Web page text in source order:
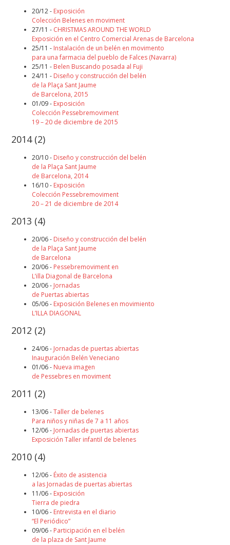
20/12 - Exposición
Colección Belenes en moviment
27/11 - CHRISTMAS AROUND THE WORLD
Exposición en el Centro Comercial Arenas de Barcelona
25/11 - Instalación de un belén en movimento
para una farmacia del pueblo de Falces (Navarra)
25/11 - Belen Buscando posada al Fuji
24/11 - Diseño y construcción del belén
de la Plaça Sant Jaume
de Barcelona, 2015
01/09 - Exposición
Colección Pessebremoviment
19 – 20 de diciembre de 2015
2014 (2)
20/10 - Diseño y construcción del belén
de la Plaça Sant Jaume
de Barcelona, 2014
16/10 - Exposición
Colección Pessebremoviment
20 – 21 de diciembre de 2014
2013 (4)
20/06 - Diseño y construcción del belén
de la Plaça Sant Jaume
de Barcelona
20/06 - Pessebremoviment en
L’illa Diagonal de Barcelona
20/06 - Jornadas
de Puertas abiertas
05/06 - Exposición Belenes en movimiento
L’ILLA DIAGONAL
2012 (2)
24/06 - Jornadas de puertas abiertas
Inauguración Belén Veneciano
01/06 - Nueva imagen
de Pessebres en moviment
2011 (2)
13/06 -Taller de belenes
Para niños y niñas de 7 a 11 años
12/06 - Jornadas de puertas abiertas
Exposición Taller infantil de belenes
2010 (4)
12/06 - Éxito de asistencia
a las Jornadas de puertas abiertas
11/06 - Exposición
Tierra de piedra
10/06 - Entrevista en el diario
“El Periódico”
09/06 - Participación en el belén
de la plaza de Sant Jaume